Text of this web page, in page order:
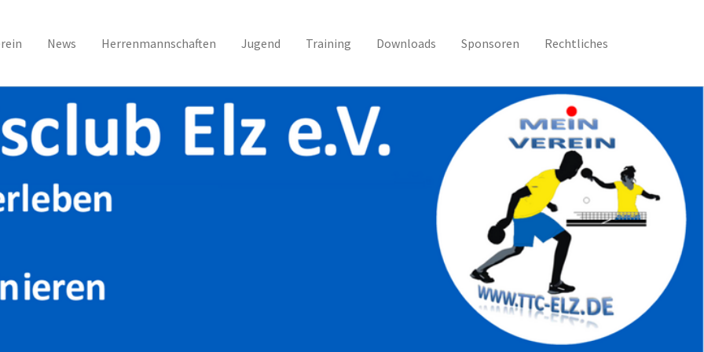
News Herrenmannschaften Jugend Training Downloads Sponsoren Rechtliches